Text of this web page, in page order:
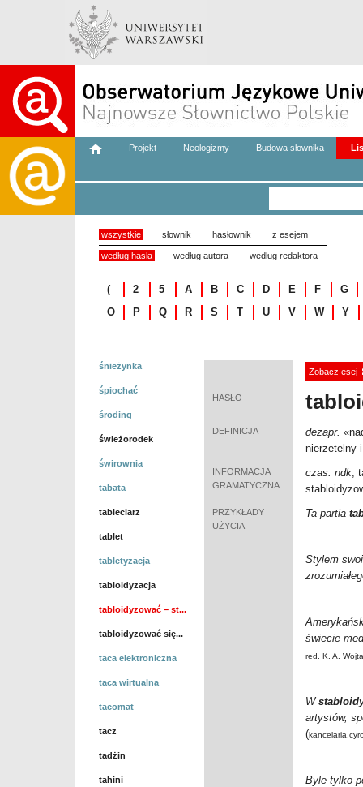
Projekt Neologizmy Budowa słownika
wszystkie słownik hasłownik z esejem
według hasła według autora według redaktora
( 2 5 A B C D E F
G
O
P Q R S T U V W Y
śnieżynka
śpiochać
środing
świeżorodek
świrownia
tabata
tableciarz
tablet
tabletyzacja
tabloidyzacja
tabloidyzować – st...
tabloidyzować się...
taca elektroniczna
taca wirtualna
tacomat
tacz
tadżin
tahini
Zobacz esej
HASŁO
DEFINICJA dezapr.
nierzetelny
INFORMACJA
GRAMATYCZNA
czas. ndk,
PRZYKŁADY
UŻYCIA
Ta partia
Stylem
świecie
red. K. A.
W
artystów,
(
Byle tylko